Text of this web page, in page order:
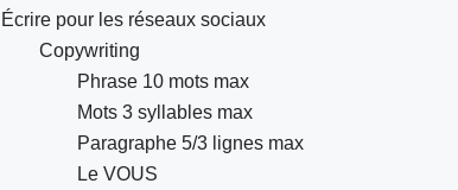
Écrire pour les réseaux sociaux
Copywriting
Phrase 10 mots max
Mots 3 syllables max
Paragraphe 5/3 lignes max
Le VOUS